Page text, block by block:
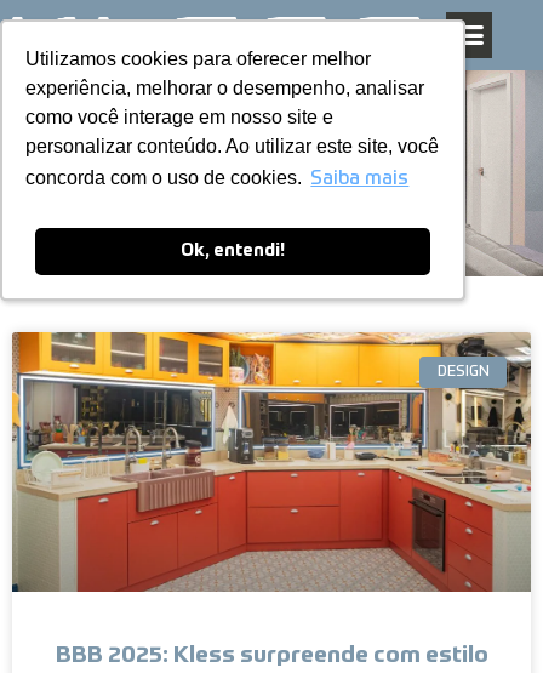
Utilizamos cookies para oferecer melhor
experiência, melhorar o desempenho, analisar
como você interage em nosso site e
personalizar conteúdo. Ao utilizar este site, você
concorda com o uso de cookies. Saiba mais
Ok, entendi!
Utilizamos cookies para oferecer melhor
experiência, melhorar o desempenho, analisar
como você interage em nosso site e
personalizar conteúdo. Ao utilizar este site, você
concorda com o uso de cookies. Saiba mais
Ok, entendi!
Pular
para
o
conteúdo
Blog
DESIGN
BBB 2025: Kless surpreende com estilo